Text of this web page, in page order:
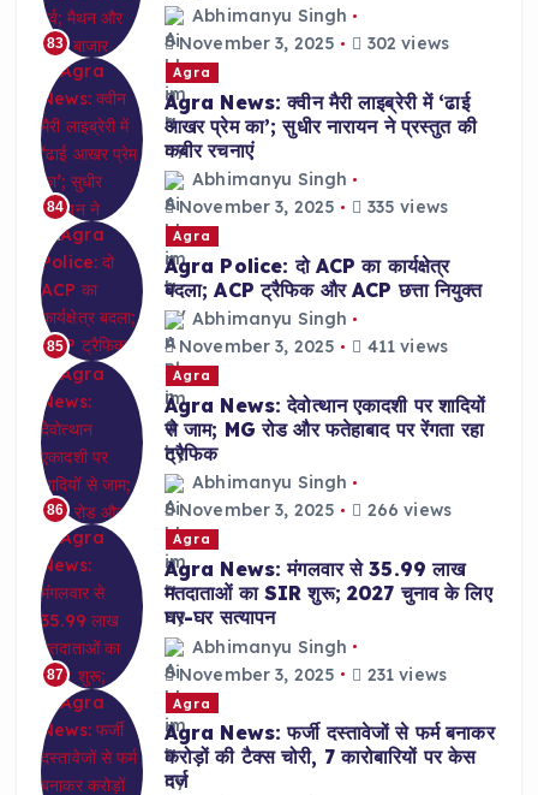
83
Abhimanyu Singh
November 3, 2025
302 views
84
Agra
Agra News: क्वीन मैरी लाइब्रेरी में ‘ढाई
आखर प्रेम का’; सुधीर नारायन ने प्रस्तुत की
कबीर रचनाएं
Abhimanyu Singh
November 3, 2025
335 views
85
Agra
Agra Police: दो ACP का कार्यक्षेत्र
बदला; ACP ट्रैफिक और ACP छत्ता नियुक्त
Abhimanyu Singh
November 3, 2025
411 views
86
Agra
Agra News: देवोत्थान एकादशी पर शादियों
से जाम; MG रोड और फतेहाबाद पर रेंगता रहा
ट्रैफिक
Abhimanyu Singh
November 3, 2025
266 views
87
Agra
Agra News: मंगलवार से 35.99 लाख
मतदाताओं का SIR शुरू; 2027 चुनाव के लिए
घर-घर सत्यापन
Abhimanyu Singh
November 3, 2025
231 views
Agra
Agra News: फर्जी दस्तावेजों से फर्म बनाकर
करोड़ों की टैक्स चोरी, 7 कारोबारियों पर केस
दर्ज